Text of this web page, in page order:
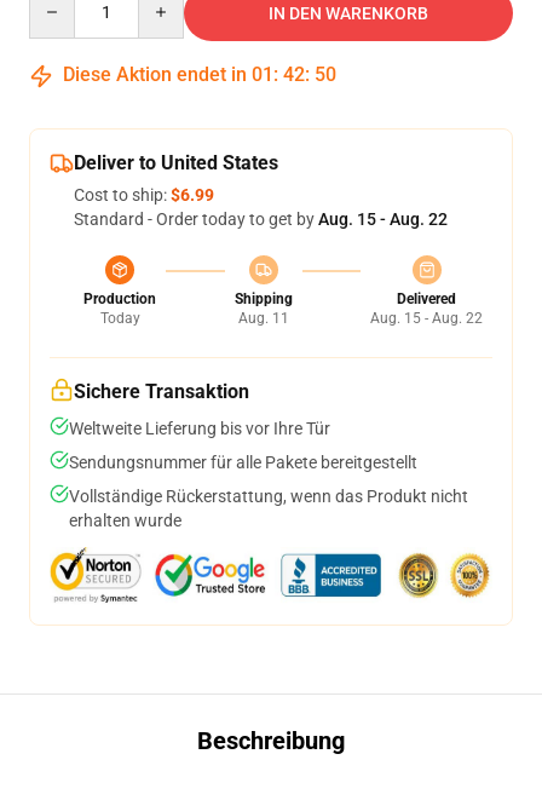
IN DEN WARENKORB
Diese Aktion endet in 01 : 42: 49
Deliver to United States
Cost to ship:$6.99
Standard - Order today to get byAug. 15 - Aug. 22
Production
Today
Shipping
Aug. 11
Delivered
Aug. 15 - Aug. 22
Sichere Transaktion
Weltweite Lieferung bis vor Ihre Tür
Sendungsnummer für alle Pakete bereitgestellt
Vollständige Rückerstattung, wenn das Produkt nicht
erhalten wurde
Beschreibung